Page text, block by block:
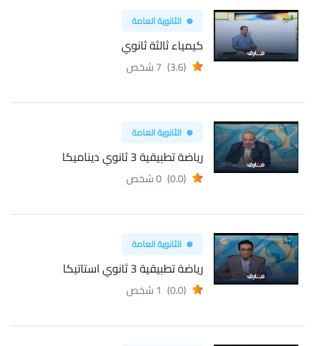
الثانوية العامة
كيمياء ثالثة ثانوي
(3.6) 7 شخص
الثانوية العامة
رياضة تطبيقية 3 ثانوي ديناميكا
(0.0) 0 شخص
الثانوية العامة
رياضة تطبيقية 3 ثانوي استاتيكا
(0.0) 1 شخص